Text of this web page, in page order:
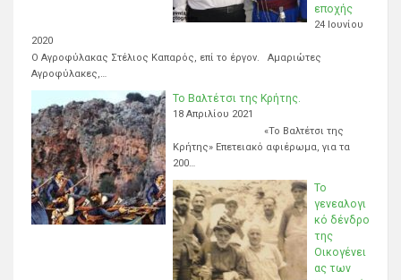
εποχής
24 Ιουνίου
2020
Ο Αγροφύλακας Στέλιος Καπαρός, επί το έργον. Αμαριώτες
Αγροφύλακες,…
Το Βαλτέτσι της Κρήτης.
18 Απριλίου 2021
«Το Βαλτέτσι της
Κρήτης» Επετειακό αφιέρωμα, για τα
200…
Το
γενεαλογι
κό δένδρο
της
Οικογένει
ας των